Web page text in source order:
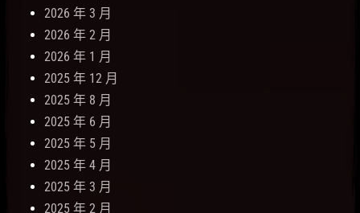
2026 年 3 月
2026 年 2 月
2026 年 1 月
2025 年 12 月
2025 年 8 月
2025 年 6 月
2025 年 5 月
2025 年 4 月
2025 年 3 月
2025 年 2 月